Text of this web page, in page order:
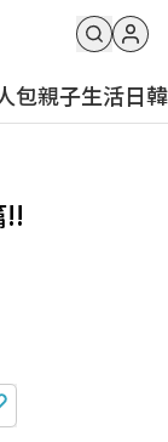
包親子生活日韓
!!